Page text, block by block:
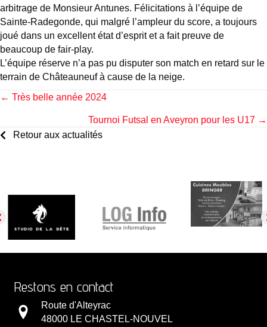
arbitrage de Monsieur Antunes. Félicitations à l’équipe de
Sainte-Radegonde, qui malgré l’ampleur du score, a toujours
joué dans un excellent état d’esprit et a fait preuve de
beaucoup de fair-play.
L’équipe réserve n’a pas pu disputer son match en retard sur le
terrain de Châteauneuf à cause de la neige.
Posts
navigation
← Très belle année 2024
Tournoi Futsal en Aveyron pour les U17 →
Retour aux actualités
Restons en contact
Route d'Alteyrac
48000 LE CHASTEL-NOUVEL